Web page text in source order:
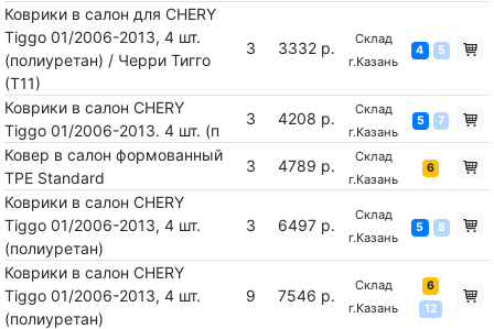
Коврики в салон для CHERY
Tiggo 01/2006-2013, 4 шт.
(полиуретан) / Черри Тигго
(Т11)
3 3332 р.
Склад
г.Казань
4 5
Коврики в салон CHERY
Tiggo 01/2006-2013. 4 шт. (п
3 4208 р.
Склад
г.Казань
5 7
Ковер в салон формованный
ТРЕ Standard
3 4789 р.
Склад
г.Казань
6
Коврики в салон CHERY
Tiggo 01/2006-2013, 4 шт.
(полиуретан)
3 6497 р.
Склад
г.Казань
5 8
Коврики в салон CHERY
Tiggo 01/2006-2013, 4 шт.
(полиуретан)
9 7546 р.
Склад
г.Казань
6
12